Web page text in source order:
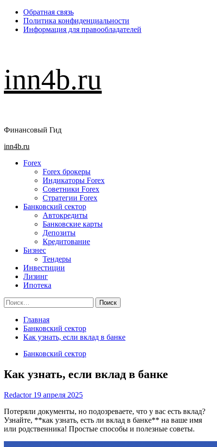
Перейти
содержимому
Обратная связь
Политика конфиденциальности
Информация для правообладателей
inn4b.ru
Финансовый Гид
Основное
inn4b.ru
Forex
Forex брокеры
Индикаторы Forex
Советники Forex
Стратегии Forex
Банковский сектор
Автокредиты
Банковские карты
Депозиты
Кредитование
Бизнес
Тендеры
Инвестиции
Лизинг
Ипотека
Найти:
Главная
Банковский сектор
Как узнать, если вклад в банке
Банковский сектор
Как узнать, если вклад в банке
Redactor 19 апреля 2025
Потеряли документы, но подозреваете, что у вас есть вклад?
Узнайте, **как узнать, есть ли вклад в банке** на ваше имя
или родственника! Простые способы и полезные советы.